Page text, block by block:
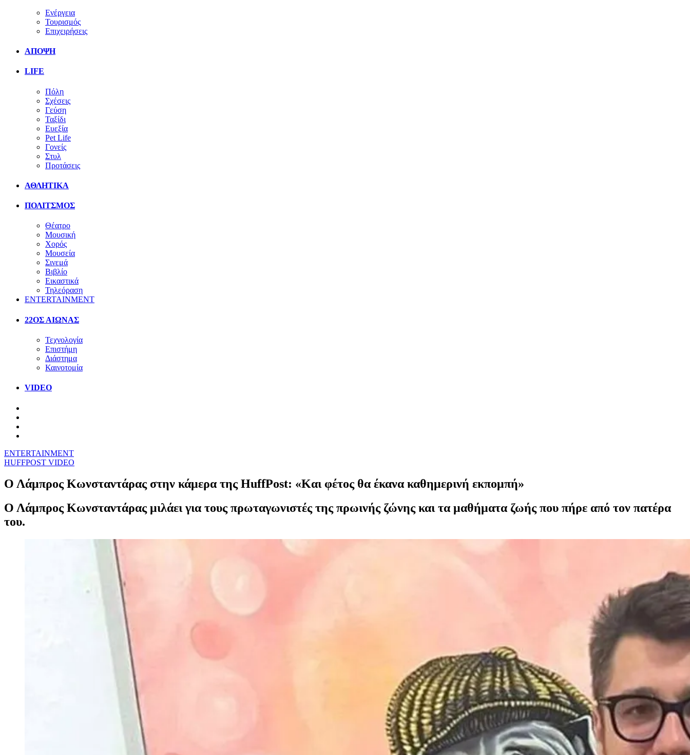
Ενέργεια
Τουρισμός
Επιχειρήσεις
ΑΠΟΨΗ
LIFE
Πόλη
Σχέσεις
Γεύση
Ταξίδι
Ευεξία
Pet Life
Γονείς
Στυλ
Προτάσεις
ΑΘΛΗΤΙΚΑ
ΠΟΛΙΤΣΜΟΣ
Θέατρο
Μουσική
Χορός
Μουσεία
Σινεμά
Βιβλίο
Εικαστικά
Τηλεόραση
ENTERTAINMENT
22ΟΣ ΑΙΩΝΑΣ
Τεχνολογία
Επιστήμη
Διάστημα
Καινοτομία
VIDEO
ENTERTAINMENT
HUFFPOST VIDEO
Ο Λάμπρος Κωνσταντάρας στην κάμερα της HuffPost: «Και φέτος θα έκανα καθημερινή εκπομπή»
Ο Λάμπρος Κωνσταντάρας μιλάει για τους πρωταγωνιστές της πρωινής ζώνης και τα μαθήματα ζωής που πήρε από τον πατέρα
του.